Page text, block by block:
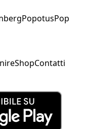
PopotusPop
ShopContatti